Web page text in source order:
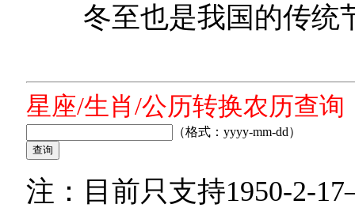
冬至也是我国的传统
星座/生肖/公历转换农历查询
（格式：yyyy-mm-dd）
注：目前只支持1950-2-